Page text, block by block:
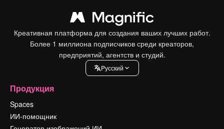
Креативная платформа для создания ваших лучших работ.
Более 1 миллиона подписчиков среди креаторов,
предприятий, агентств и студий.
Pусский
Продукция
Spaces
ИИ-помощник